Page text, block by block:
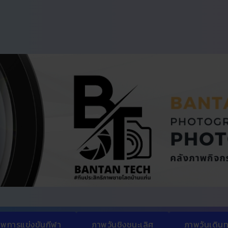
การแข่งขันกีฬา ภาพวันชิงชนะเลิศ ภาพวันเดิน